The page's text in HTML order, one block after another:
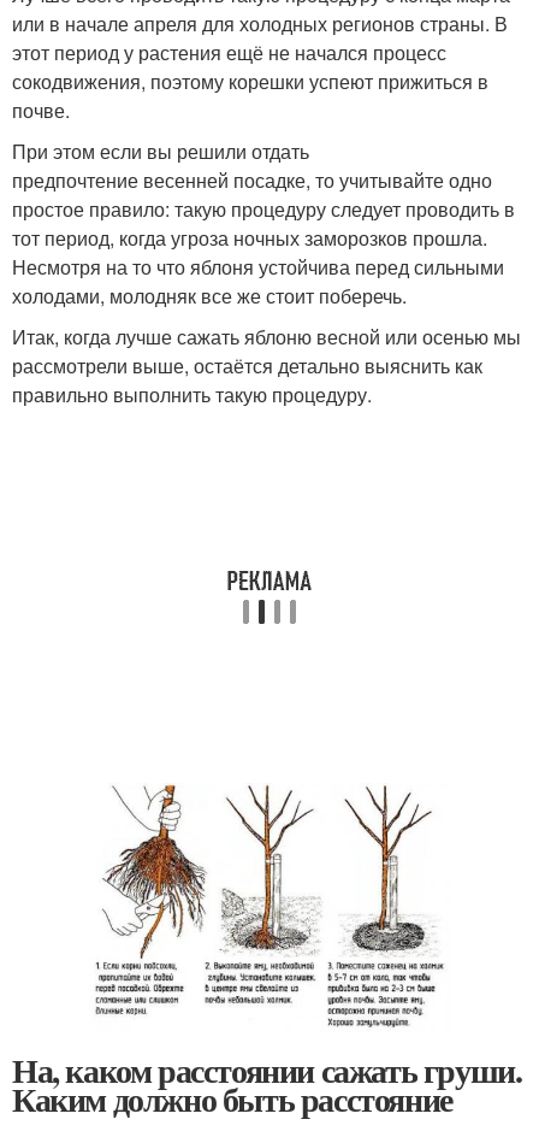
или в начале апреля для холодных регионов страны. В
этот период у растения ещё не начался процесс
сокодвижения, поэтому корешки успеют прижиться в
почве.
При этом если вы решили отдать
предпочтение весенней посадке, то учитывайте одно
простое правило: такую процедуру следует проводить в
тот период, когда угроза ночных заморозков прошла.
Несмотря на то что яблоня устойчива перед сильными
холодами, молодняк все же стоит поберечь.
Итак, когда лучше сажать яблоню весной или осенью мы
рассмотрели выше, остаётся детально выяснить как
правильно выполнить такую процедуру.
На, каком расстоянии сажать груши.
Каким должно быть расстояние